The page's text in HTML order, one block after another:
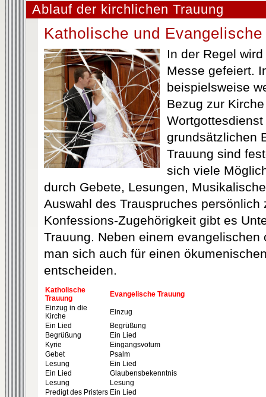
Ablauf der kirchlichen Trauung
Katholische und
In der Regel
Messe gefeiert.
beispielsweise
Bezug zur
grundsätzlichen
Trauung sind
sich viele
durch Gebete, Lesungen,
Auswahl des Trauspruches persönlich
Konfessions-Zugehörigkeit gibt es
Trauung. Neben einem
man sich auch für einen
entscheiden.
Katholische
Trauung
Evangelische Trauung
Einzug in die
Kirche
Einzug
Ein Lied
Begrüßung
Begrüßung
Ein Lied
Kyrie
Eingangsvotum
Gebet
Psalm
Lesung
Ein Lied
Ein Lied
Glaubensbekenntnis
Lesung
Lesung
Predigt des Pristers Ein Lied